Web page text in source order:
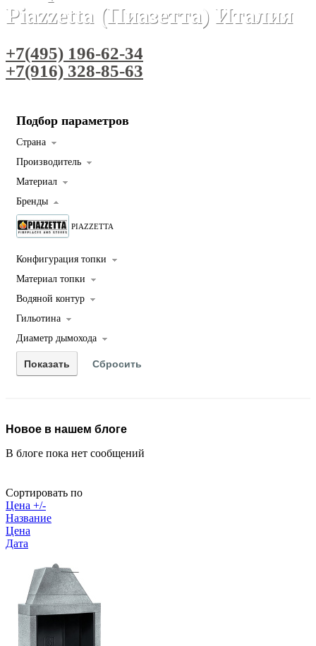
Piazzetta (Пиазетта) Италия
+7(495) 196-62-34
+7(916) 328-85-63
Подбор параметров
Страна
Производитель
Материал
Бренды
PIAZZETTA
Конфигурация топки
Материал топки
Водяной контур
Гильотина
Диаметр дымохода
Новое в нашем блоге
В блоге пока нет сообщений
Сортировать по
Цена +/-
Название
Цена
Дата